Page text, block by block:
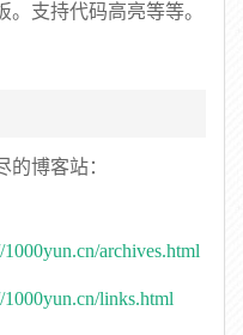
支持代码高亮等等。
博客站：
1000yun.cn/archives.html
1000yun.cn/links.html